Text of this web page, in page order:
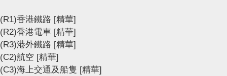
(R1)香港鐵路 [精華]
(R2)香港電車 [精華]
(R3)港外鐵路 [精華]
(C2)航空 [精華]
(C3)海上交通及船隻 [精華]